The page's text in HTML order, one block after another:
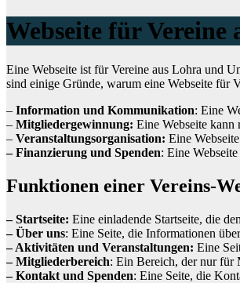
Webseite für
Eine Webseite ist für Vereine aus Lohra und
sind einige Gründe, warum eine Webseite für
– Information und Kommunikation: Eine
– Mitgliedergewinnung: Eine Webseite
– Veranstaltungsorganisation: Eine
– Finanzierung und Spenden: Eine
Funktionen einer Vereins-
– Startseite: Eine einladende Startseite, die
– Über uns: Eine Seite, die Informationen
– Aktivitäten und Veranstaltungen: Eine
– Mitgliederbereich: Ein Bereich, der nur für
– Kontakt und Spenden: Eine Seite, die